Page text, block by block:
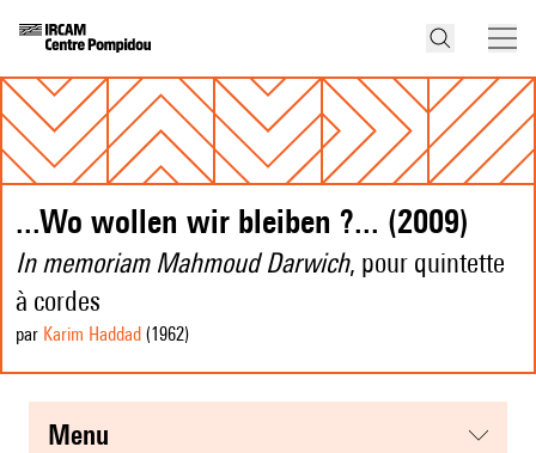
...Wo wollen wir bleiben ?... (2009)
In memoriam Mahmoud Darwich, pour quintette
à cordes
par Karim Haddad (1962)
menu